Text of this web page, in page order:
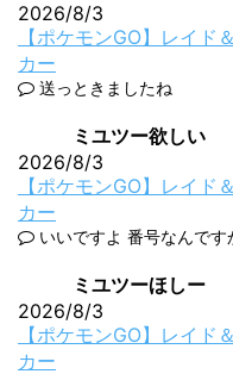
2026/8/3
【ポケモンGO】レイド
カー
送っときましたね
ミユツー欲しい
2026/8/3
【ポケモンGO】レイド
カー
いいですよ 番号なんです
ミユツーほしー
2026/8/3
【ポケモンGO】レイド
カー